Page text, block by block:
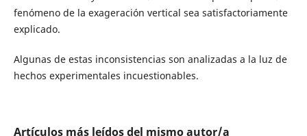
fenómeno de la exageración vertical sea satisfactoriamente
explicado.
Algunas de estas inconsistencias son analizadas a la luz de
hechos experimentales incuestionables.
Artículos más leídos del mismo autor/a